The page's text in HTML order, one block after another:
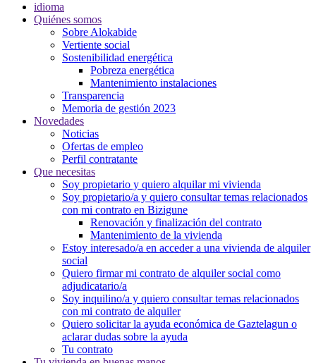
idioma
Quiénes somos
Sobre Alokabide
Vertiente social
Sostenibilidad energética
Pobreza energética
Mantenimiento instalaciones
Transparencia
Memoria de gestión 2023
Novedades
Noticias
Ofertas de empleo
Perfil contratante
Que necesitas
Soy propietario y quiero alquilar mi vivienda
Soy propietario/a y quiero consultar temas relacionados
con mi contrato en Bizigune
Renovación y finalización del contrato
Mantenimiento de la vivienda
Estoy interesado/a en acceder a una vivienda de alquiler
social
Quiero firmar mi contrato de alquiler social como
adjudicatario/a
Soy inquilino/a y quiero consultar temas relacionados
con mi contrato de alquiler
Quiero solicitar la ayuda económica de Gaztelagun o
aclarar dudas sobre la ayuda
Tu contrato